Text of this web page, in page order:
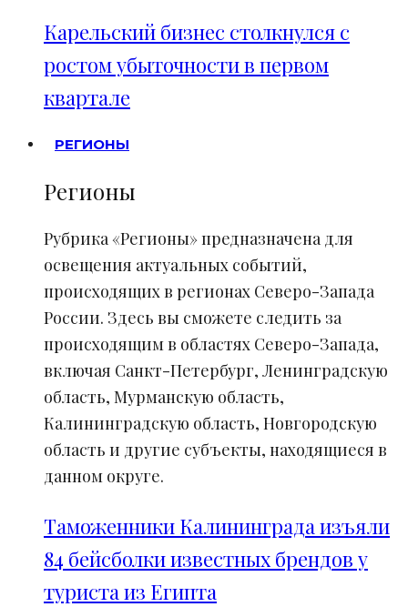
Карельский бизнес столкнулся с
ростом убыточности в первом
квартале
РЕГИОНЫ
Регионы
Рубрика «Регионы» предназначена для
освещения актуальных событий,
происходящих в регионах Северо-Запада
России. Здесь вы сможете следить за
происходящим в областях Северо-Запада,
включая Санкт-Петербург, Ленинградскую
область, Мурманскую область,
Калининградскую область, Новгородскую
область и другие субъекты, находящиеся в
данном округе.
Таможенники Калининграда изъяли
84 бейсболки известных брендов у
туриста из Египта